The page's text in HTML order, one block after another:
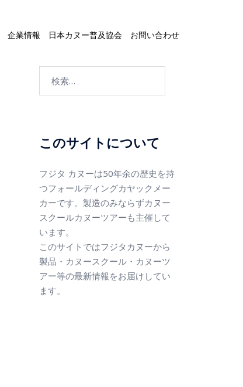
企業情報 日本カヌー普及協会 お問い合わせ
このサイトについて
フジタ カヌーは50年余の歴史を持
つフォールディングカヤックメー
カーです。製造のみならずカヌー
スクールカヌーツアーも主催して
います。
このサイトではフジタカヌーから
製品・カヌースクール・カヌーツ
アー等の最新情報をお届けしてい
ます。